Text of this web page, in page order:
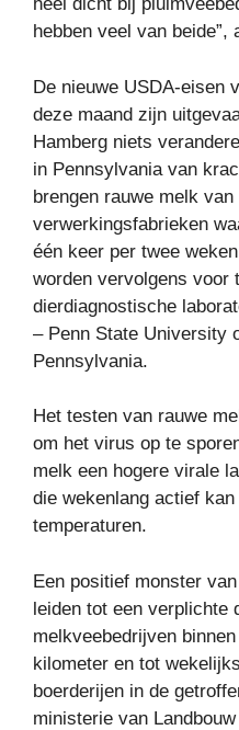
hebben veel van beide”,
De nieuwe USDA-eisen
deze maand zijn
Hamberg niets
in Pennsylvania van
brengen rauwe melk
verwerkingsfabrieken
één keer per twee
worden vervolgens voor
dierdiagnostische
– Penn State University
Pennsylvania.
Het testen van rauwe
om het virus op te
melk een hogere virale
die wekenlang actief
temperaturen.
Een positief monster
leiden tot een verplichte
melkveebedrijven
kilometer en tot
boerderijen in de
ministerie van